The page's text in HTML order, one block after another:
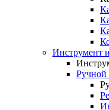
Инструмент
Ручной